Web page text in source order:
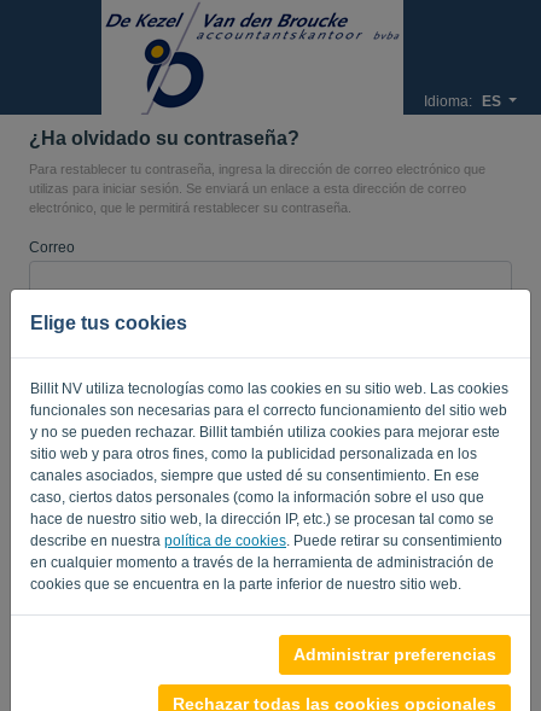
Elige tus cookies
Billit NV utiliza tecnologías como las cookies en su sitio web. Las cookies
funcionales son necesarias para el correcto funcionamiento del sitio web
y no se pueden rechazar. Billit también utiliza cookies para mejorar este
sitio web y para otros fines, como la publicidad personalizada en los
canales asociados, siempre que usted dé su consentimiento. En ese
caso, ciertos datos personales (como la información sobre el uso que
hace de nuestro sitio web, la dirección IP, etc.) se procesan tal como se
describe en nuestra política de cookies . Puede retirar su consentimiento
en cualquier momento a través de la herramienta de administración de
cookies que se encuentra en la parte inferior de nuestro sitio web.
Administrar preferencias
Rechazar todas las cookies opcionales
Idioma: ES
¿Ha olvidado su contraseña?
Para restablecer tu contraseña, ingresa la dirección de correo electrónico que
utilizas para iniciar sesión. Se enviará un enlace a esta dirección de correo
electrónico, que le permitirá restablecer su contraseña.
Correo
¿No eres un ordenador? Rellene '
ENVIAR ENLACE
Volver a iniciar sesión
Privacy Policy -Terms of Service